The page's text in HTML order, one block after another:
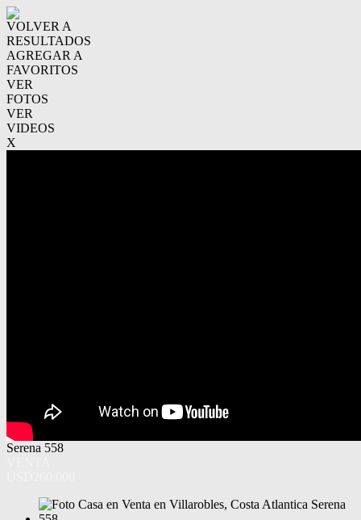
VOLVER A
RESULTADOS
AGREGAR A
FAVORITOS
VER
FOTOS
VER
VIDEOS
X
Serena 558